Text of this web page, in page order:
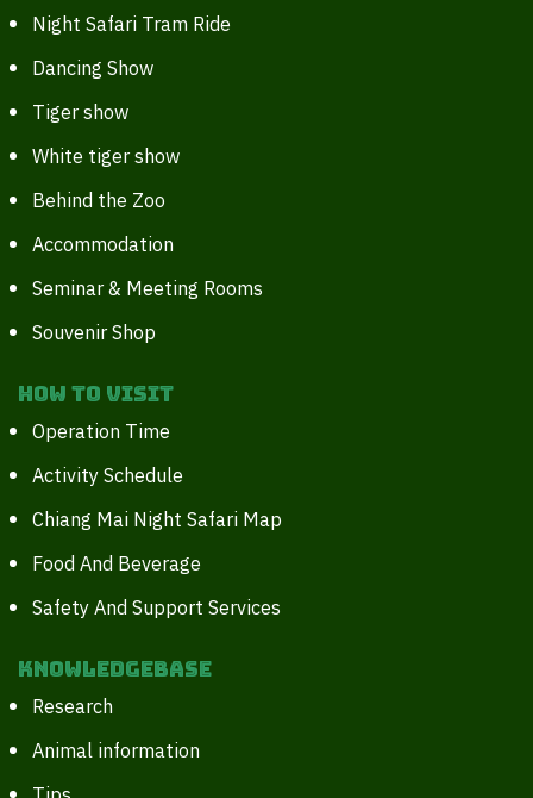
Night Safari Tram Ride
Dancing Show
Tiger show
White tiger show
Behind the Zoo
Accommodation
Seminar & Meeting Rooms
Souvenir Shop
How to Visit
Operation Time
Activity Schedule
Chiang Mai Night Safari Map
Food And Beverage
Safety And Support Services
Knowledgebase
Research
Animal information